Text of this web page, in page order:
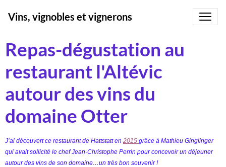
Vins, vignobles et vignerons
Repas-dégustation au
restaurant l'Altévic
autour des vins du
domaine Otter
J’ai découvert ce restaurant de Hattstatt en 2015 grâce à Mathieu Ginglinger
qui avait sollicité le chef Jean-Christophe Perrin pour concevoir un déjeuner
autour des vins de son domaine…un très bon souvenir !